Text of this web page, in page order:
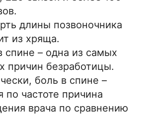
длины позвоночника
из хряща.
спине – одна из самых
причин безработицы.
боль в спине –
по частоте причина
врача по сравнению